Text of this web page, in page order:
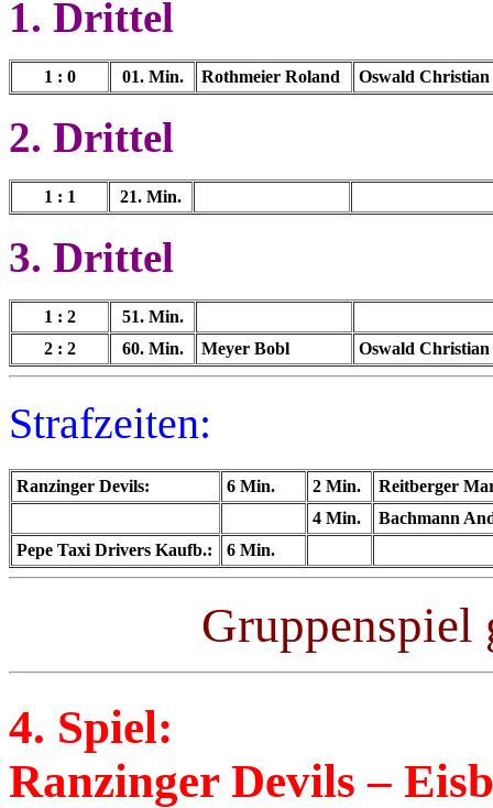
1. Drittel
1 : 0 01. Min. Rothmeier Roland Oswald Christian
2. Drittel
1 : 1 21. Min.
3. Drittel
1 : 2
51. Min.
2 : 2
60. Min. Meyer Bobl Oswald Christian
Strafzeiten:
Ranzinger Devils: 6 Min. 2 Min.
Reitberger
4 Min.
Bachmann
Pepe Taxi Drivers Kaufb.:
6 Min.
Gruppenspiel
4. Spiel:
Ranzinger Devils –